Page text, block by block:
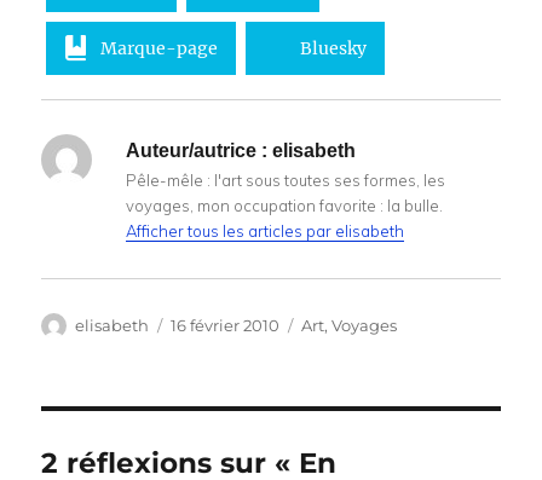
Marque-page Bluesky
Auteur/autrice : elisabeth
Pêle-mêle : l'art sous toutes ses formes, les
voyages, mon occupation favorite : la bulle.
Afficher tous les articles par elisabeth
Auteur
elisabeth
Publié
16 février 2010 Catégories
Art,Voyages
2 réflexions sur « En